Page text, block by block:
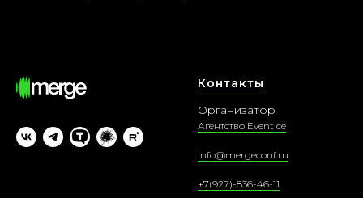
Контакты
Организатор
Агентство Eventice
info@mergeconf.ru
+7(927)-836-46-11